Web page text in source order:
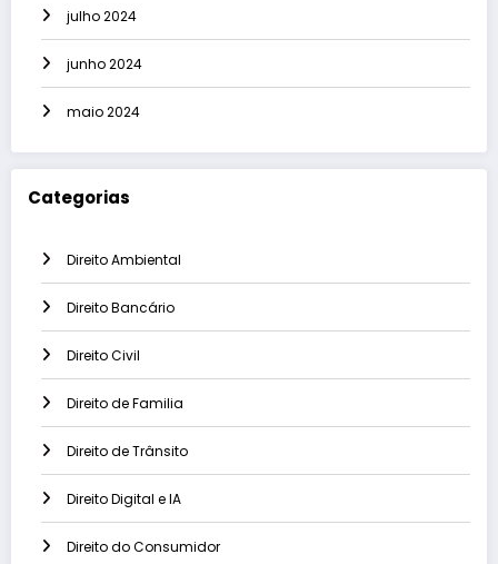
julho 2024
junho 2024
maio 2024
Categorias
Direito Ambiental
Direito Bancário
Direito Civil
Direito de Familia
Direito de Trânsito
Direito Digital e IA
Direito do Consumidor